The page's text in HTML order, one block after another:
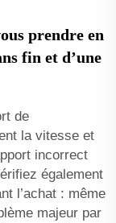
prendre en
fin et d’une
de
la vitesse et
incorrect
également
l’achat : même
majeur par